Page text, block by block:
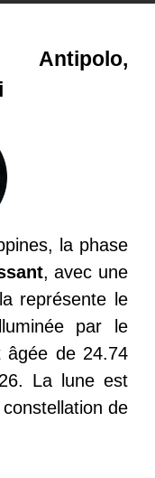
la phase
, avec une
représente le
par le
âgée de 24.74
La lune est
de